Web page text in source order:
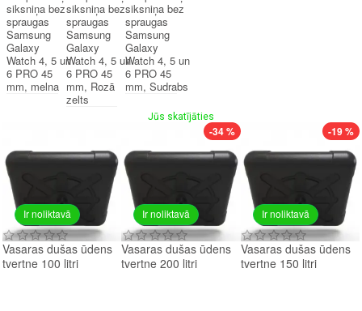
siksniņa bez
spraugas
Samsung
Galaxy
Watch 4, 5 un
6 PRO 45
mm, melna
siksniņa bez
spraugas
Samsung
Galaxy
Watch 4, 5 un
6 PRO 45
mm, Rozā
zelts
siksniņa bez
spraugas
Samsung
Galaxy
Watch 4, 5 un
6 PRO 45
mm, Sudrabs
Jūs skatījāties
Ir noliktavā
Vasaras dušas ūdens
tvertne 100 litri
Ir noliktavā
-34 %
Vasaras dušas ūdens
tvertne 200 litri
Ir noliktavā
-19 %
Vasaras dušas ūdens
tvertne 150 litri